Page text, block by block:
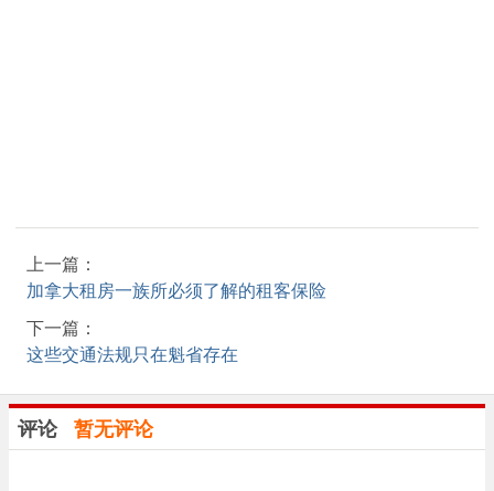
上一篇：
加拿大租房一族所必须了解的租客保险
下一篇：
这些交通法规只在魁省存在
评论 暂无评论